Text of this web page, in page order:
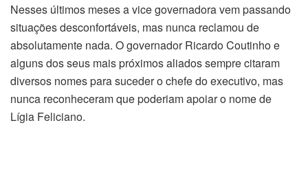
Nesses últimos meses a vice governadora vem passando
situações desconfortáveis, mas nunca reclamou de
absolutamente nada. O governador Ricardo Coutinho e
alguns dos seus mais próximos aliados sempre citaram
diversos nomes para suceder o chefe do executivo, mas
nunca reconheceram que poderiam apoiar o nome de
Lígia Feliciano.